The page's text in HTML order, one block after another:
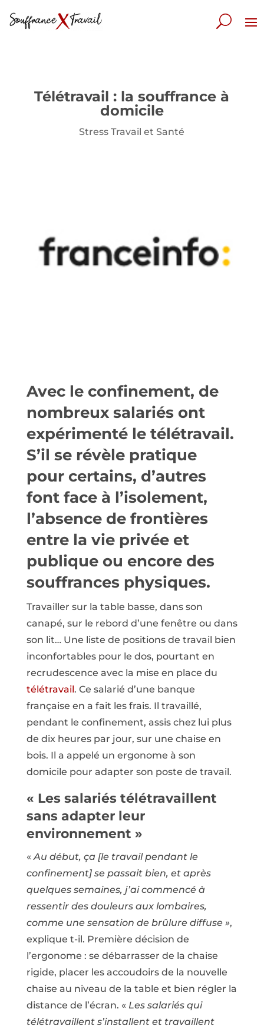
Télétravail : la souffrance à
domicile
Stress Travail et Santé
Avec le confinement, de
nombreux salariés ont
expérimenté le télétravail.
S’il se révèle pratique
pour certains, d’autres
font face à l’isolement,
l’absence de frontières
entre la vie privée et
publique ou encore des
souffrances physiques.
Travailler sur la table basse, dans son
canapé, sur le rebord d’une fenêtre ou dans
son lit… Une liste de positions de travail bien
inconfortables pour le dos, pourtant en
recrudescence avec la mise en place du
télétravail. Ce salarié d’une banque
française en a fait les frais. Il travaillé,
pendant le confinement, assis chez lui plus
de dix heures par jour, sur une chaise en
bois. Il a appelé un ergonome à son
domicile pour adapter son poste de travail.
« Les salariés télétravaillent
sans adapter leur
environnement »
«Au début, ça [le travail pendant le
confinement] se passait bien, et après
quelques semaines, j’ai commencé à
ressentir des douleurs aux lombaires,
comme une sensation de brûlure diffuse »,
explique t-il. Première décision de
l’ergonome : se débarrasser de la chaise
rigide, placer les accoudoirs de la nouvelle
chaise au niveau de la table et bien régler la
distance de l’écran. « Les salariés qui
télétravaillent s’installent et travaillent